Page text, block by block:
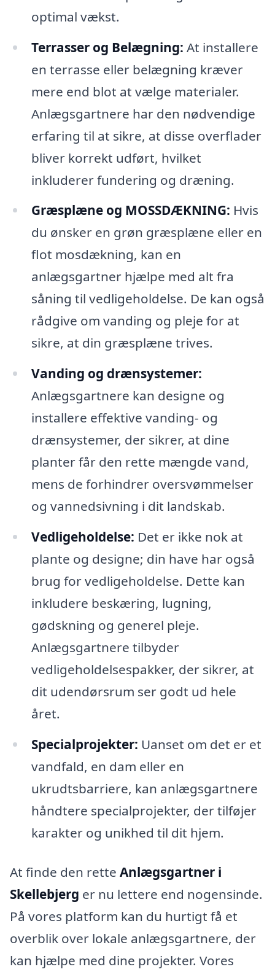
optimal vækst.
Terrasser og Belægning: At installere
en terrasse eller belægning kræver
mere end blot at vælge materialer.
Anlægsgartnere har den nødvendige
erfaring til at sikre, at disse overflader
bliver korrekt udført, hvilket
inkluderer fundering og dræning.
Græsplæne og MOSSDÆKNING: Hvis
du ønsker en grøn græsplæne eller en
flot mosdækning, kan en
anlægsgartner hjælpe med alt fra
såning til vedligeholdelse. De kan også
rådgive om vanding og pleje for at
sikre, at din græsplæne trives.
Vanding og drænsystemer:
Anlægsgartnere kan designe og
installere effektive vanding- og
drænsystemer, der sikrer, at dine
planter får den rette mængde vand,
mens de forhindrer oversvømmelser
og vannedsivning i dit landskab.
Vedligeholdelse: Det er ikke nok at
plante og designe; din have har også
brug for vedligeholdelse. Dette kan
inkludere beskæring, lugning,
gødskning og generel pleje.
Anlægsgartnere tilbyder
vedligeholdelsespakker, der sikrer, at
dit udendørsrum ser godt ud hele
året.
Specialprojekter: Uanset om det er et
vandfald, en dam eller en
ukrudtsbarriere, kan anlægsgartnere
håndtere specialprojekter, der tilføjer
karakter og unikhed til dit hjem.
At finde den rette Anlægsgartner i
Skellebjerg er nu lettere end nogensinde.
På vores platform kan du hurtigt få et
overblik over lokale anlægsgartnere, der
kan hjælpe med dine projekter. Vores